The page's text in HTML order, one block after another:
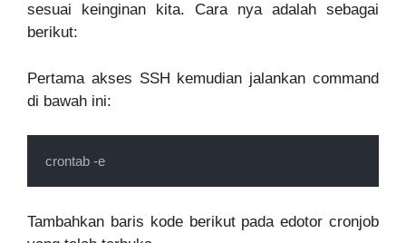
sesuai keinginan kita. Cara nya adalah sebagai
berikut:
Pertama akses SSH kemudian jalankan command
di bawah ini:
crontab -e
Tambahkan baris kode berikut pada edotor cronjob